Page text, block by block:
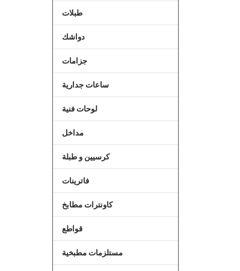
طبلات
دواشك
جزامات
ساعات جدارية
لوحات فنية
مداخل
كرسيين و طبلة
فاترينات
كاونترات مطابخ
قواطع
مستلزمات مطبخية